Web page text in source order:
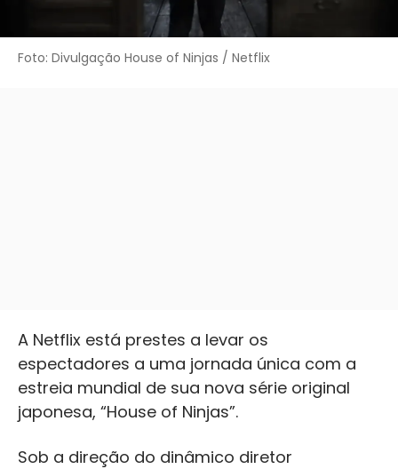
Foto: Divulgação House of Ninjas / Netflix
A Netflix está prestes a levar os
espectadores a uma jornada única com a
estreia mundial de sua nova série original
japonesa, “House of Ninjas”.
Sob a direção do dinâmico diretor